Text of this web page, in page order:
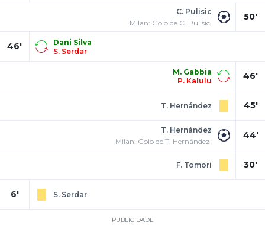
50'
C. Pulisic
Milan: Golo de C. Pulisic!
46'
Dani Silva
S. Serdar
46'
M. Gabbia
P. Kalulu
45'
T. Hernández
44'
T. Hernández
Milan: Golo de T. Hernández!
30'
F. Tomori
6' S. Serdar
PUBLICIDADE